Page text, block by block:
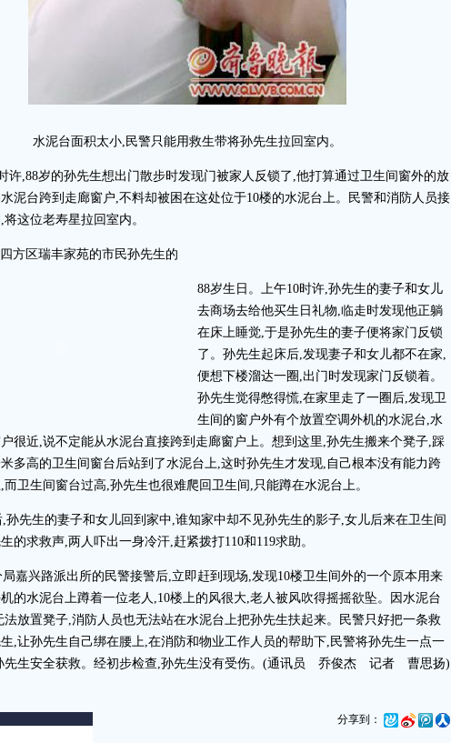
水泥台面积太小,民警只能用救生带将孙先生拉回室内。
许,88岁的孙先生想出门散步时发现门被家人反锁了,他打算通过卫生间窗外的放
泥台跨到走廊窗户,不料却被困在这处位于10楼的水泥台上。民警和消防人员接
这位老寿星拉回室内。
方区瑞丰家苑的市民孙先生的
88岁生日。上午10时许,孙先生的妻子和女儿
去商场去给他买生日礼物,临走时发现他正躺
在床上睡觉,于是孙先生的妻子便将家门反锁
了。孙先生起床后,发现妻子和女儿都不在家,
便想下楼溜达一圈,出门时发现家门反锁着。
孙先生觉得憋得慌,在家里走了一圈后,发现卫
生间的窗户外有个放置空调外机的水泥台,水
很近,说不定能从水泥台直接跨到走廊窗户上。想到这里,孙先生搬来个凳子,踩
多高的卫生间窗台后站到了水泥台上,这时孙先生才发现,自己根本没有能力跨
卫生间窗台过高,孙先生也很难爬回卫生间,只能蹲在水泥台上。
先生的妻子和女儿回到家中,谁知家中却不见孙先生的影子,女儿后来在卫生间
的求救声,两人吓出一身冷汗,赶紧拨打110和119求助。
嘉兴路派出所的民警接警后,立即赶到现场,发现10楼卫生间外的一个原本用来
的水泥台上蹲着一位老人,10楼上的风很大,老人被风吹得摇摇欲坠。因水泥台
法放置凳子,消防人员也无法站在水泥台上把孙先生扶起来。民警只好把一条救
,让孙先生自己绑在腰上,在消防和物业工作人员的帮助下,民警将孙先生一点一
先生安全获救。经初步检查,孙先生没有受伤。(通讯员 乔俊杰 记者 曹思扬)
分享到：